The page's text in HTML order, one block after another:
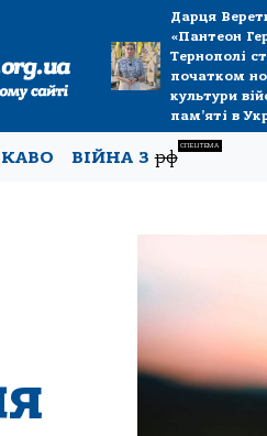
Дарця
«Пантеон
Тернополі
початком
культури
пам’яті в
ВІЙНА Зрф
СПЕЦТЕМА